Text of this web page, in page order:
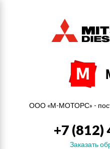
ООО «М-МОТОРС» -
+7 (812)
Заказать